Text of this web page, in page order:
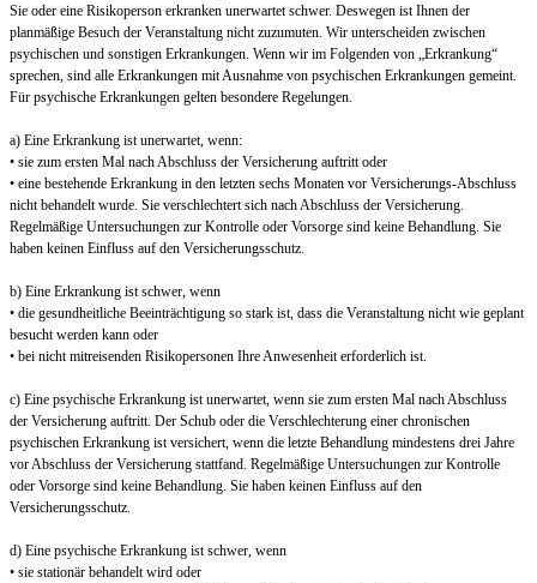
Sie oder eine Risikoperson erkranken unerwartet schwer. Deswegen ist Ihnen der
planmäßige Besuch der Veranstaltung nicht zuzumuten. Wir unterscheiden zwischen
psychischen und sonstigen Erkrankungen. Wenn wir im Folgenden von „Erkrankung“
sprechen, sind alle Erkrankungen mit Ausnahme von psychischen Erkrankungen gemeint.
Für psychische Erkrankungen gelten besondere Regelungen.
a) Eine Erkrankung ist unerwartet, wenn:
• sie zum ersten Mal nach Abschluss der Versicherung auftritt oder
• eine bestehende Erkrankung in den letzten sechs Monaten vor Versicherungs-Abschluss
nicht behandelt wurde. Sie verschlechtert sich nach Abschluss der Versicherung.
Regelmäßige Untersuchungen zur Kontrolle oder Vorsorge sind keine Behandlung. Sie
haben keinen Einfluss auf den Versicherungsschutz.
b) Eine Erkrankung ist schwer, wenn
• die gesundheitliche Beeinträchtigung so stark ist, dass die Veranstaltung nicht wie geplant
besucht werden kann oder
• bei nicht mitreisenden Risikopersonen Ihre Anwesenheit erforderlich ist.
c) Eine psychische Erkrankung ist unerwartet, wenn sie zum ersten Mal nach Abschluss
der Versicherung auftritt. Der Schub oder die Verschlechterung einer chronischen
psychischen Erkrankung ist versichert, wenn die letzte Behandlung mindestens drei Jahre
vor Abschluss der Versicherung stattfand. Regelmäßige Untersuchungen zur Kontrolle
oder Vorsorge sind keine Behandlung. Sie haben keinen Einfluss auf den
Versicherungsschutz.
d) Eine psychische Erkrankung ist schwer, wenn
• sie stationär behandelt wird oder